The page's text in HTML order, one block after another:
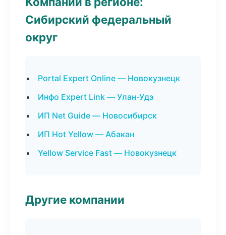
Сибирский федеральный
округ
Portal Expert Online — Новокузнецк
Инфо Expert Link — Улан-Удэ
ИП Net Guide — Новосибирск
ИП Hot Yellow — Абакан
Yellow Service Fast — Новокузнецк
Другие компании